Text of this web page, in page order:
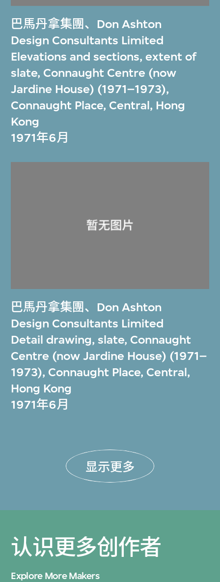
巴馬丹拿集團 、 Don Ashton
Design Consultants Limited
Elevations and sections, extent of
slate, Connaught Centre (now
Jardine House) (1971–1973),
Connaught Place, Central, Hong
Kong
1971年6月
巴馬丹拿集團 、 Don Ashton
Design Consultants Limited
Detail drawing, slate, Connaught
Centre (now Jardine House) (1971–
1973), Connaught Place, Central,
Hong Kong
1971年6月
显示更多
认识更多创作者
Explore More Makers